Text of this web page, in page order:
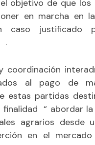
objetivo de que los
en marcha en
caso
coordinación
al pago de
estas partidas
finalidad “ abordar
agrarios desde
en el mercado